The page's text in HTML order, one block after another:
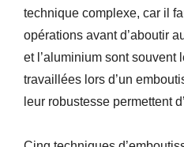
technique complexe, car il
opérations avant d’aboutir
et l’aluminium sont souvent
travaillées lors d’un
leur robustesse permettent